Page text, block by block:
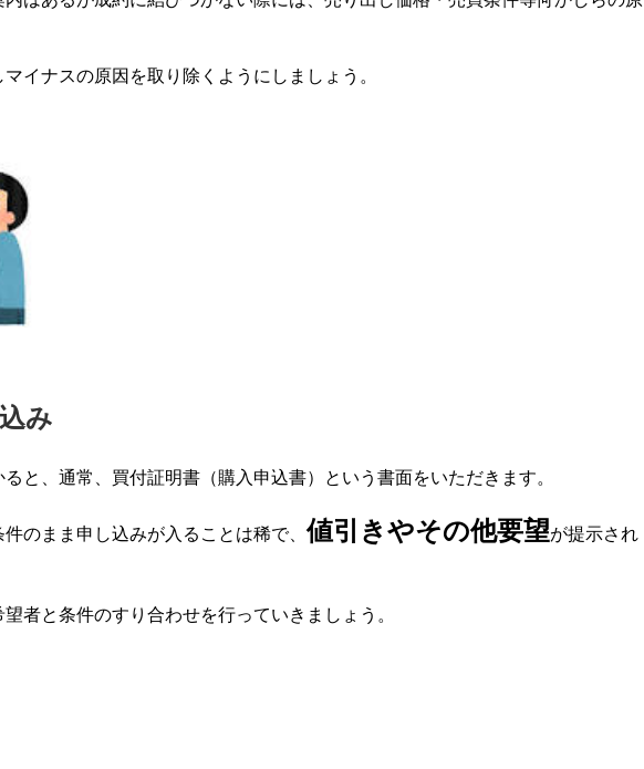
イナスの原因を取り除くようにしましょう。
み
と、通常、買付証明書（購入申込書）という書面をいただきます。
のまま申し込みが入ることは稀で、値引きやその他要望が提示され
者と条件のすり合わせを行っていきましょう。